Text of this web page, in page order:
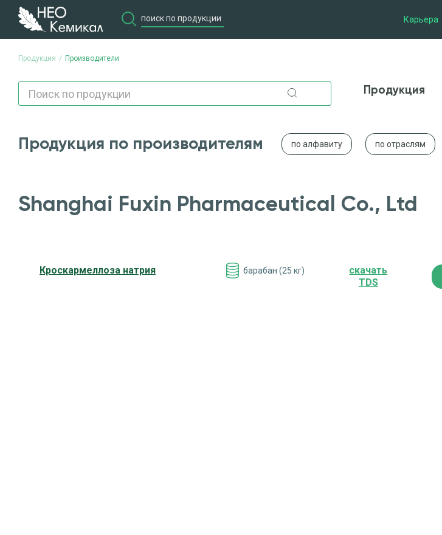
Карьера
Продукция Производители
Продукция
Продукция по производителям по алфавиту по отраслям
Shanghai Fuxin Pharmaceutical Co., Ltd
Кроскармеллоза натрия барабан (25 кг)
cкачать
TDS